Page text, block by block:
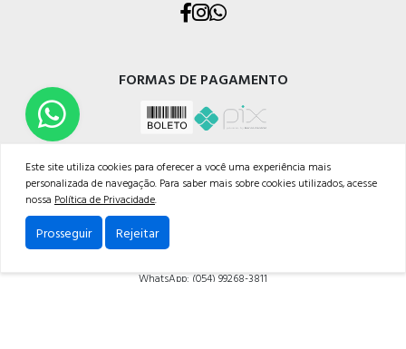
FORMAS DE PAGAMENTO
CELETRO CAXIAS MATERIAIS ELÉTRICOS LTDA
Rua Os Dezoito do Forte, 529 - Nossa Sra. de Lourdes, Caxias do Sul - RS, 95020-472
WhatsApp: (054) 99268-3811
Este site utiliza cookies para oferecer a você uma experiência mais
personalizada de navegação. Para saber mais sobre cookies utilizados, acesse
nossa Política de Privacidade.
Prosseguir Rejeitar